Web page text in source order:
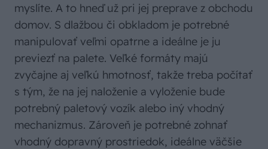
myslíte. A to hneď už pri jej preprave z obchodu
domov. S dlažbou či obkladom je potrebné
manipulovať veľmi opatrne a ideálne je ju
previezť na palete. Veľké formáty majú
zvyčajne aj veľkú hmotnosť, takže treba počítať
s tým, že na jej naloženie a vyloženie bude
potrebný paletový vozík alebo iný vhodný
mechanizmus. Zároveň je potrebné zohnať
vhodný dopravný prostriedok, ideálne väčšie